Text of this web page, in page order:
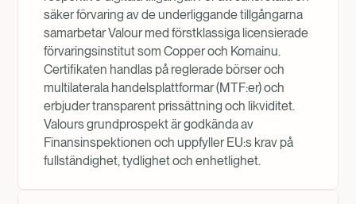
säker förvaring av de underliggande tillgångarna
samarbetar Valour med förstklassiga licensierade
förvaringsinstitut som Copper och Komainu.
Certifikaten handlas på reglerade börser och
multilaterala handelsplattformar (MTF:er) och
erbjuder transparent prissättning och likviditet.
Valours grundprospekt är godkända av
Finansinspektionen och uppfyller EU:s krav på
fullständighet, tydlighet och enhetlighet.